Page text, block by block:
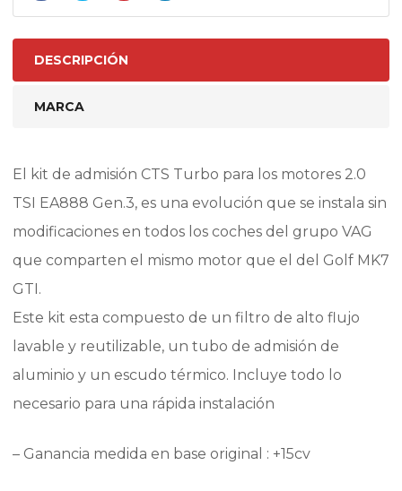
cantidad
DESCRIPCIÓN
MARCA
El kit de admisión CTS Turbo para los motores 2.0
TSI EA888 Gen.3, es una evolución que se instala sin
modificaciones en todos los coches del grupo VAG
que comparten el mismo motor que el del Golf MK7
GTI.
Este kit esta compuesto de un filtro de alto flujo
lavable y reutilizable, un tubo de admisión de
aluminio y un escudo térmico. Incluye todo lo
necesario para una rápida instalación
– Ganancia medida en base original : +15cv